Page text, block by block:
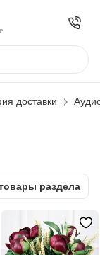
доставки
раздела